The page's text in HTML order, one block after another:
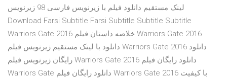
لینک مستقیم دانلود فیلم با زیرنویس فارسی 98 زیرنویس
Download Farsi Subtitle Farsi Subtitle Subtitle Subtitle
Warriors Gate 2016 خلاصه داستان فيلم Warriors Gate 2016
دانلود با لينک مستقيم زيرنويس فيلم Warriors Gate 2016 دانلود
رايگان زيرنويس فيلم Warriors Gate 2016 دانلود رايگان فيلم
Warriors Gate دانلود رایگان فیلم Warriors Gate 2016 با کیفیت